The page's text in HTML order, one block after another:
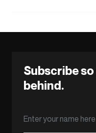
Subscribe
behind.